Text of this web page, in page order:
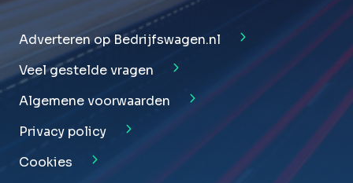
Adverteren op Bedrijfswagen.nl
Veel gestelde vragen
Algemene voorwaarden
Privacy policy
Cookies